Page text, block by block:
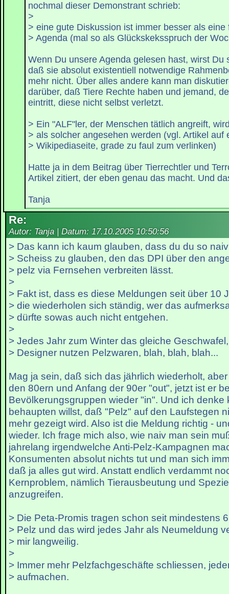
nochmal dieser Demonstrant schrieb:
>
> eine gute Diskussion ist immer besser als eine
> Agenda (mal so als Glückskeksspruch der
Wenn Du unsere Agenda gelesen hast, wirst Du
daß sie absolut existentiell notwendige
mehr nicht. Über alles andere kann man
darüber, daß Tiere Rechte haben und jemand,
eintritt, diese nicht selbst verletzt.
> Ein "ALF"ler, der Menschen tätlich angreift,
> als solcher angesehen werden (vgl. Artikel auf
> Wikipediaseite, grade zu faul zum verlinken)
Hatte ja in dem Beitrag über Tierrechtler und
Artikel zitiert, der eben genau das macht. Und
Tanja
Re:
Autor: Tanja | Datum: 17.10.2005 10:50:56
> Das kann ich kaum glauben, dass du du so
> Scheiss zu glauben, den das DPI über den
> pelz via Fernsehen verbreiten lässt.
>
> Fakt ist, dass es diese Meldungen seit über 10
> die wiederholen sich ständig, wer das
> dürfte sowas auch nicht entgehen.
>
> Jedes Jahr zum Winter das gleiche
> Designer nutzen Pelzwaren, blah, blah, blah...
Mag ja sein, daß sich das jährlich wiederholt,
den 80ern und Anfang der 90er "out", jetzt ist er
Bevölkerungsgruppen wieder "in". Und ich denke
behaupten willst, daß "Pelz" auf den Laufstegen
mehr gezeigt wird. Also ist die Meldung richtig -
wieder. Ich frage mich also, wie naiv man sein
jahrelang irgendwelche Anti-Pelz-Kampagnen
Konsumenten absolut nichts tut und man sich
daß ja alles gut wird. Anstatt endlich verdammt
Kernproblem, nämlich Tierausbeutung und
anzugreifen.
> Die Peta-Promis tragen schon seit mindestens
> Pelz und das wird jedes Jahr als Neumeldung
> mir langweilig.
>
> Immer mehr Pelzfachgeschäfte schliessen,
> aufmachen.